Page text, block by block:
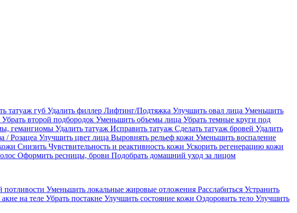
татуаж губ Удалить филлер Лифтинг/Подтяжка Улучшить овал лица Уменьшить
Убрать второй подбородок Уменьшить объемы лица Убрать темные круги под
гемангиомы Удалить татуаж Исправить татуаж Сделать татуаж бровей Удалить
/ Розацеа Улучшить цвет лица Выровнять рельеф кожи Уменьшить воспаление
Cнизить Чувствительность и реактивность кожи Ускорить регенерацию кожи
Оформить ресницы, брови Подобрать домашний уход за лицом
потливости Уменьшить локальные жировые отложения Расслабиться Устранить
на теле Убрать постакне Улучшить состояние кожи Оздоровить тело Улучшить